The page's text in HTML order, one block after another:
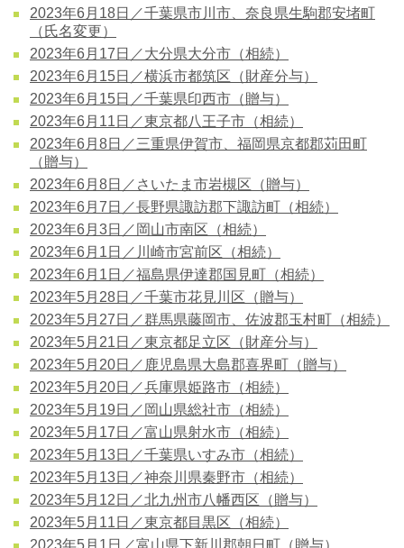
2023年6月18日／千葉県市川市、奈良県生駒郡安堵町
（氏名変更）
2023年6月17日／大分県大分市（相続）
2023年6月15日／横浜市都筑区（財産分与）
2023年6月15日／千葉県印西市（贈与）
2023年6月11日／東京都八王子市（相続）
2023年6月8日／三重県伊賀市、福岡県京都郡苅田町
（贈与）
2023年6月8日／さいたま市岩槻区（贈与）
2023年6月7日／長野県諏訪郡下諏訪町（相続）
2023年6月3日／岡山市南区（相続）
2023年6月1日／川崎市宮前区（相続）
2023年6月1日／福島県伊達郡国見町（相続）
2023年5月28日／千葉市花見川区（贈与）
2023年5月27日／群馬県藤岡市、佐波郡玉村町（相続）
2023年5月21日／東京都足立区（財産分与）
2023年5月20日／鹿児島県大島郡喜界町（贈与）
2023年5月20日／兵庫県姫路市（相続）
2023年5月19日／岡山県総社市（相続）
2023年5月17日／富山県射水市（相続）
2023年5月13日／千葉県いすみ市（相続）
2023年5月13日／神奈川県秦野市（相続）
2023年5月12日／北九州市八幡西区（贈与）
2023年5月11日／東京都目黒区（相続）
2023年5月1日／富山県下新川郡朝日町（贈与）